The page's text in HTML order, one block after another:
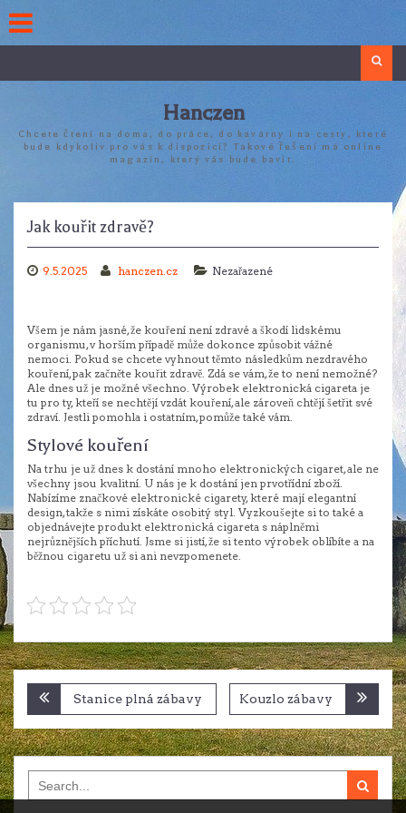
to
content
Hanczen
Chcete čtení na doma, do práce, do kavárny i na cesty, které
bude kdykoliv pro vás k dispozici? Takové řešení má online
magazín, který vás bude bavit.
Jak kouřit zdravě?
9.5.2025 hanczen.cz Nezařazené
Všem je nám jasné, že kouření není zdravé a škodí lidskému
organismu, v horším případě může dokonce způsobit vážné
nemoci. Pokud se chcete vyhnout těmto následkům nezdravého
kouření, pak začněte kouřit zdravě. Zdá se vám, že to není nemožné?
Ale dnes už je možné všechno. Výrobek elektronická cigareta je
tu pro ty, kteří se nechtějí vzdát kouření, ale zároveň chtějí šetřit své
zdraví. Jestli pomohla i ostatním, pomůže také vám.
Stylové kouření
Na trhu je už dnes k dostání mnoho elektronických cigaret, ale ne
všechny jsou kvalitní. U nás je k dostání jen prvotřídní zboží.
Nabízíme značkové elektronické cigarety, které mají elegantní
design, takže s nimi získáte osobitý styl. Vyzkoušejte si to také a
objednávejte produkt elektronická cigareta s náplněmi
nejrůznějších příchutí. Jsme si jistí, že si tento výrobek oblíbíte a na
běžnou cigaretu už si ani nevzpomenete.
Navigace
pro
příspěvek
Stanice plná zábavy Kouzlo zábavy
for: